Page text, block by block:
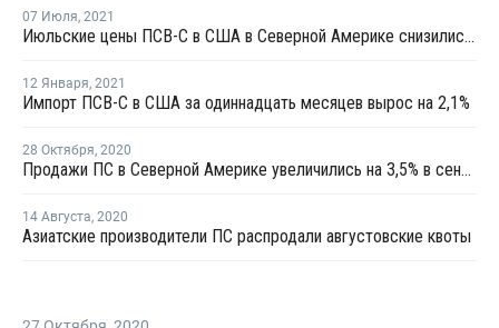
07 Июля, 2021
Июльские цены ПСВ-С в США в Северной Америке снизились на USD198 за тонну
12 Января, 2021
Импорт ПСВ-С в США за одиннадцать месяцев вырос на 2,1%
28 Октября, 2020
Продажи ПС в Северной Америке увеличились на 3,5% в сентябре
14 Августа, 2020
Азиатские производители ПС распродали августовские квоты